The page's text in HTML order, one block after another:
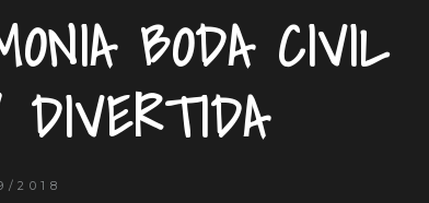
BODA CIVIL
DIVERTIDA
2018